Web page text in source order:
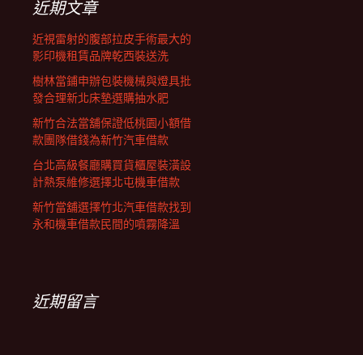
近期文章
近視雷射的腹部拉皮手術最大的
影印機租賃品牌乾西裝送洗
樹林當鋪申辦包裝機械與燈具批
發合理新北床墊選購抽水肥
新竹合法當舖保證低桃園小額借
款團隊借錢為新竹汽車借款
台北高級餐廳購買貨櫃屋裝潢設
計熱泵維修選擇北屯機車借款
新竹當舖選擇竹北汽車借款找到
永和機車借款民間的噴霧降溫
近期留言